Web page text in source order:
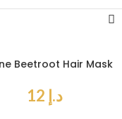
Beetroot Hair Mask
د.إ